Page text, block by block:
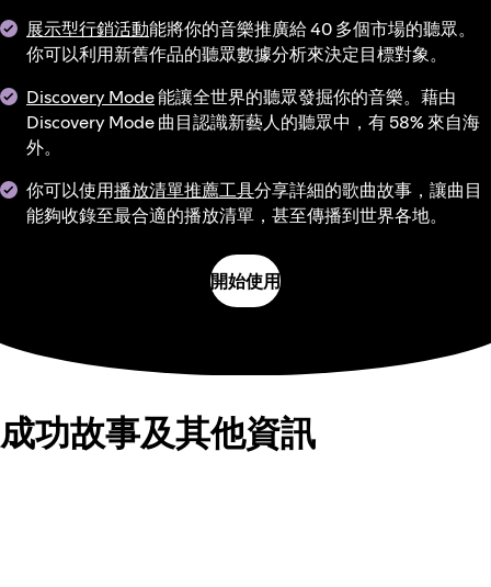
展示型行銷活動能將你的音樂推廣給 40 多個市場的聽眾。
你可以利用新舊作品的聽眾數據分析來決定目標對象。
Discovery Mode能讓全世界的聽眾發掘你的音樂。藉由
Discovery Mode 曲目認識新藝人的聽眾中，有 58% 來自海
外。
你可以使用播放清單推薦工具分享詳細的歌曲故事，讓曲目
能夠收錄至最合適的播放清單，甚至傳播到世界各地。
開始使用
成功故事及其他資訊